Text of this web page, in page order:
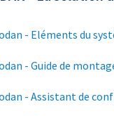
- Eléments du
- Guide de
- Assistant de